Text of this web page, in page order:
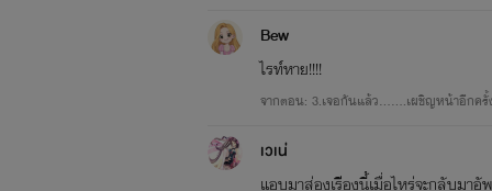
สิ่งที่เคยเสียแล้วก็ปล่อยมันไป ถือว่าทำท
ชาตินี้ชาติไหนก็อย่าได้พบได้เจอกันอีกเ
คำเตือน
Bew
ไรท์หาย!!!!
จากตอน: 3.เจอกันแล้ว.......เผชิญหน้าอีกครั้
เวเน่
แอบมาส่องเรืีองนี้เมื่อไหร่จะกลับมาอั